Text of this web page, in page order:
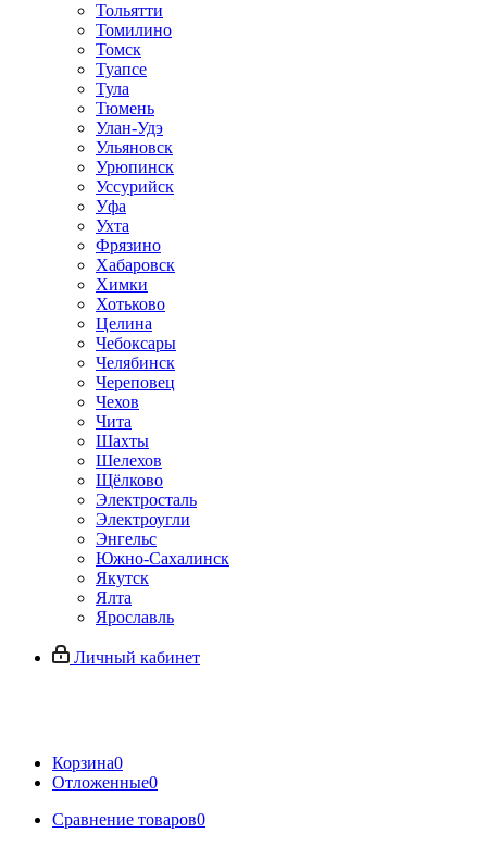
Тольятти
Томилино
Томск
Туапсе
Тула
Тюмень
Улан-Удэ
Ульяновск
Урюпинск
Уссурийск
Уфа
Ухта
Фрязино
Хабаровск
Химки
Хотьково
Целина
Чебоксары
Челябинск
Череповец
Чехов
Чита
Шахты
Шелехов
Щёлково
Электросталь
Электроугли
Энгельс
Южно-Сахалинск
Якутск
Ялта
Ярославль
Личный кабинет
Корзина0
Отложенные0
Сравнение товаров0